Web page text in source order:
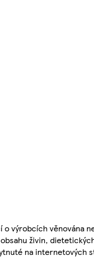
výrobcích věnována
živin,
na internetových